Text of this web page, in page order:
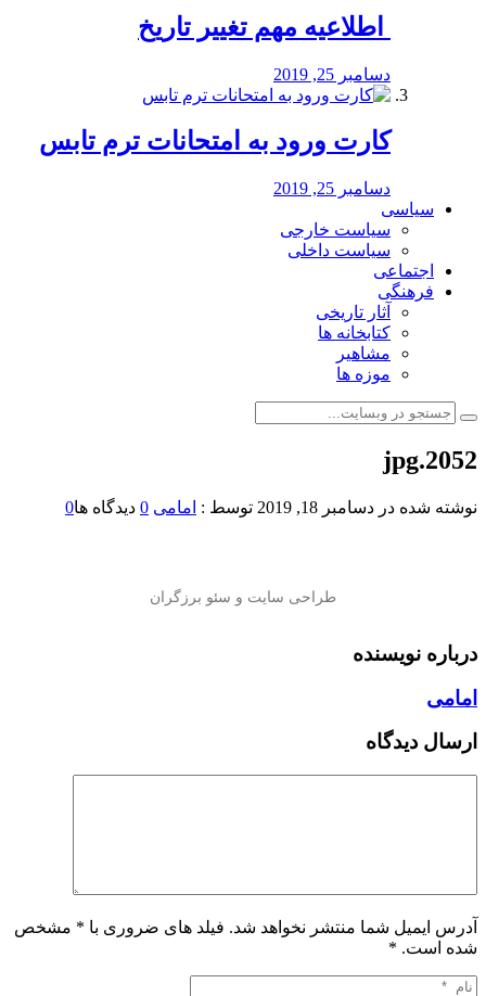
️ اطلاعیه مهم تغییر تاریخ
دسامبر 25, 2019
کارت ورود به امتحانات ترم تابس
دسامبر 25, 2019
سیاسی
سیاست خارجی
سیاست داخلی
اجتماعی
فرهنگی
آثار تاریخی
کتابخانه ها
مشاهیر
موزه ها
2052.jpg
نوشته شده در دسامبر 18, 2019 توسط : امامی 0 دیدگاه ها0
درباره نویسنده
امامی
ارسال دیدگاه
آدرس ایمیل شما منتشر نخواهد شد. فیلد های ضروری با * مشخص
شده است. *